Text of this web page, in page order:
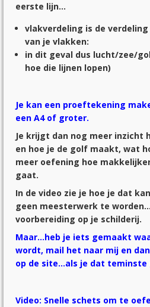
eerste lijn…
vlakverdeling is de
van je vlakken:
in dit geval dus lucht/zee/
hoe die lijnen lopen)
Je kan een proeftekening
een A4 of groter.
Je krijgt dan nog meer inzicht
en hoe je de golf maakt, wat
meer oefening hoe
gaat.
In de video zie je hoe je dat
geen meesterwerk te
voorbereiding op je schilderij.
Maar…heb je iets gemaakt
wordt, mail het naar mij en
op de site…als je dat teminste
Video: Snelle schets om te